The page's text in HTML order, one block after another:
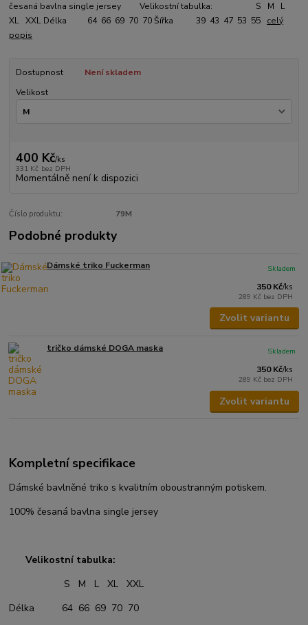
česaná bavlna single jersey Velikostní tabulka: S M L
XL XXL Délka 64 66 69 70 70 Šířka 39 43 47 53 55 celý
popis
Dostupnost
Není skladem
Velikost
400 Kč/ks
331 Kč bez DPH
Momentálně není k dispozici
Číslo produktu: 79M
Podobné produkty
Dámské triko Fuckerman
350 Kč/ks
289 Kč bez DPH
Skladem
Zvolit variantu
tričko dámské DOGA maska
350 Kč/ks
289 Kč bez DPH
Skladem
Zvolit variantu
Kompletní specifikace
Dámské bavlněné triko s kvalitním oboustranným potiskem.
100% česaná bavlna single jersey
Velikostní tabulka:
S M L XL XXL
Délka 64 66 69 70 70